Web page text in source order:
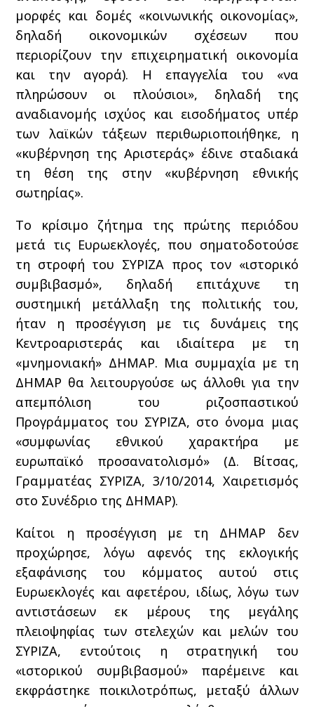
μορφές και δομές «κοινωνικής οικονομίας»,
δηλαδή οικονομικών σχέσεων που
περιορίζουν την επιχειρηματική οικονομία
και την αγορά). Η επαγγελία του «να
πληρώσουν οι πλούσιοι», δηλαδή της
αναδιανομής ισχύος και εισοδήματος υπέρ
των λαϊκών τάξεων περιθωριοποιήθηκε, η
«κυβέρνηση της Αριστεράς» έδινε σταδιακά
τη θέση της στην «κυβέρνηση εθνικής
σωτηρίας».
Το κρίσιμο ζήτημα της πρώτης περιόδου
μετά τις Ευρωεκλογές, που σηματοδοτούσε
τη στροφή του ΣΥΡΙΖΑ προς τον «ιστορικό
συμβιβασμό», δηλαδή επιτάχυνε τη
συστημική μετάλλαξη της πολιτικής του,
ήταν η προσέγγιση με τις δυνάμεις της
Κεντροαριστεράς και ιδιαίτερα με τη
«μνημονιακή» ΔΗΜΑΡ. Μια συμμαχία με τη
ΔΗΜΑΡ θα λειτουργούσε ως άλλοθι για την
απεμπόλιση του ριζοσπαστικού
Προγράμματος του ΣΥΡΙΖΑ, στο όνομα μιας
«συμφωνίας εθνικού χαρακτήρα με
ευρωπαϊκό προσανατολισμό» (Δ. Βίτσας,
Γραμματέας ΣΥΡΙΖΑ, 3/10/2014, Χαιρετισμός
στο Συνέδριο της ΔΗΜΑΡ).
Καίτοι η προσέγγιση με τη ΔΗΜΑΡ δεν
προχώρησε, λόγω αφενός της εκλογικής
εξαφάνισης του κόμματος αυτού στις
Ευρωεκλογές και αφετέρου, ιδίως, λόγω των
αντιστάσεων εκ μέρους της μεγάλης
πλειοψηφίας των στελεχών και μελών του
ΣΥΡΙΖΑ, εντούτοις η στρατηγική του
«ιστορικού συμβιβασμού» παρέμεινε και
εκφράστηκε ποικιλοτρόπως, μεταξύ άλλων